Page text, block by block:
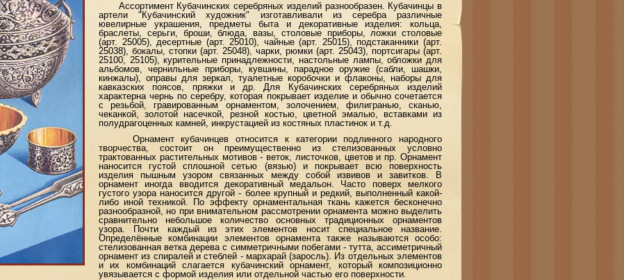
Ассортимент Кубачинских серебряных изделий разнообразен. Кубачинцы в
артели "Кубачинский художник" изготавливали из серебра различные
ювелирные украшения, предметы быта и декоративные изделия: кольца,
браслеты, серьги, броши, блюда, вазы, столовые приборы, ложки столовые
(арт. 25005), десертные (арт. 25010), чайные (арт. 25015), подстаканники (арт.
25038), бокалы, стопки (арт. 25048), чарки, рюмки (арт. 25043), портсигары (арт.
25100, 25105), курительные принадлежности, настольные лампы, обложки для
альбомов, чернильные приборы, кувшины, парадное оружие (сабли, шашки,
кинжалы), оправы для зеркал, туалетные коробочки и флаконы, наборы для
кавказских поясов, пряжки и др. Для Кубачинских серебряных изделий
характерна чернь по серебру, которая покрывает изделие и обычно сочетается
с резьбой, гравированным орнаментом, золочением, филигранью, сканью,
чеканкой, золотой насечкой, резной костью, цветной эмалью, вставками из
полудрагоценных камней, инкрустацией из костяных пластинок и т.д.
Орнамент кубачинцев относится к категории подлинного народного
творчества, состоит он преимущественно из стелизованных условно
трактованных растительных мотивов - веток, листочков, цветов и пр. Орнамент
наносится густой сплошной сетью (вязью) и покрывает всю поверхность
изделия пышным узором связанных между собой извивов и завитков. В
орнамент иногда вводится декоративный медальон. Часто поверх мелкого
густого узора наносится другой - более крупный и редкий, выполненный какой-
либо иной техникой. По эффекту орнаментальная ткань кажется бесконечно
разнообразной, но при внимательном рассмотрении орнамента можно выделить
сравнительно небольшое количество основных традиционных орнаментов
узора. Почти каждый из этих элементов носит специальное название.
Определённые комбинации элементов орнамента также называются особо:
стелизованная ветка дерева с симметричными побегами - тутта, ассиметричный
орнамент из спиралей и стеблей - мархарай (заросль). Из отдельных элементов
и их комбинаций слагается кубачинский орнамент, который композиционно
увязывается с формой изделия или отдельной частью его поверхности.